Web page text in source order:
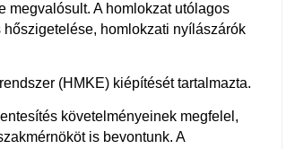
megvalósult. A homlokzat utólagos
homlokzati nyílászárók
(HMKE) kiépítését tartalmazta.
követelményeinek megfelel,
is bevontunk. A